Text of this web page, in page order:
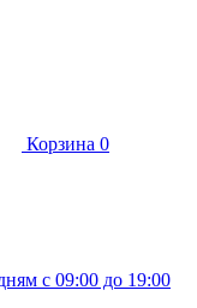
Корзина 0
c 09:00 до 19:00